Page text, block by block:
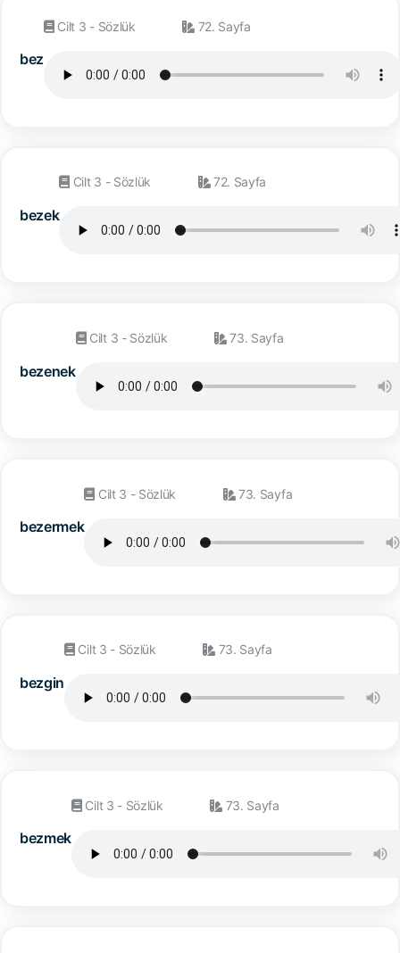
bez
Cilt 3 - Sözlük 72. Sayfa
bezek
Cilt 3 - Sözlük 72. Sayfa
bezenek
Cilt 3 - Sözlük 73. Sayfa
bezermek
Cilt 3 - Sözlük 73. Sayfa
bezgin
Cilt 3 - Sözlük 73. Sayfa
bezmek
Cilt 3 - Sözlük 73. Sayfa